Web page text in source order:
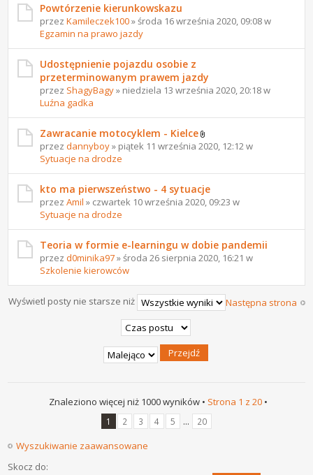
Powtórzenie kierunkowskazu
przezKamileczek100» środa 16 września 2020, 09:08 w
Egzamin na prawo jazdy
Udostępnienie pojazdu osobie z
przeterminowanym prawem jazdy
przez ShagyBagy» niedziela 13 września 2020, 20:18 w
Luźna gadka
Zawracanie motocyklem - Kielce
przezdannyboy» piątek 11 września 2020, 12:12 w
Sytuacje na drodze
kto ma pierwszeństwo - 4 sytuacje
przezAmil » czwartek 10 września 2020, 09:23 w
Sytuacje na drodze
Teoria w formie e-learningu w dobie pandemii
przezd0minika97» środa 26 sierpnia 2020, 16:21 w
Szkolenie kierowców
Następna strona
Wyświetl posty nie starsze niż
Znaleziono więcej niż 1000 wyników • Strona 1 z 20 •
1 2 3 4 5 ... 20
Wyszukiwanie zaawansowane
Skocz do: